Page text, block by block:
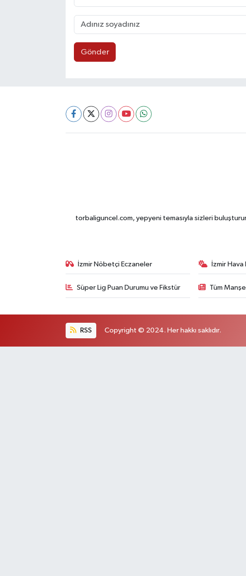
Gönder
torbaliguncel.com, yepyeni temasıyla sizleri
İzmir Nöbetçi Eczaneler İzmir
Süper Lig Puan Durumu ve Fikstür Tüm
RSS Copyright © 2024. Her hakkı saklıdır.